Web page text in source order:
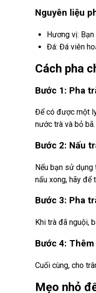
Nguyên liệu
Hương vị:
Đá: Đá viên
Cách pha
Bước 1: Pha
Để có được một
nước trà và bỏ
Bước 2: Nấu
Nếu bạn sử dụng
nấu xong, hãy để
Bước 3: Pha
Khi trà đã nguội,
Bước 4:
Cuối cùng, cho
Mẹo nhỏ